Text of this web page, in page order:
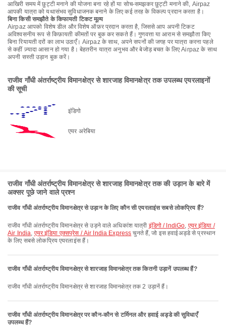
आखिरी समय में छुट्टी मनाने की योजना बना रहे हों या सोच-समझकर छुट्टी मनाने की, Airpaz
आपकी यात्रा को यथासंभव सुविधाजनक बनाने के लिए कई तरह के विकल्प प्रदान करता है।
बिना किसी समझौते के किफायती टिकट मूल्य
Airpaz आपको विशेष डील और विशेष ऑफ़र प्रदान करता है, जिससे आप अपनी टिकट
अविश्वसनीय रूप से किफ़ायती कीमतों पर बुक कर सकते हैं। गुणवत्ता या आराम से समझौता किए
बिना रियायती दरों का लाभ उठाएँ। Airpaz के साथ, अपने सपनों की जगह पर यात्रा करना पहले
से कहीं ज़्यादा आसान हो गया है। बेहतरीन यात्रा अनुभव और बेजोड़ बचत के लिए Airpaz के साथ
अपनी सस्ती उड़ान बुक करें।
राजीव गाँधी अंतर्राष्ट्रीय विमानक्षेत्र से शारजाह विमानक्षेत्र तक उपलब्ध एयरलाइनों
की सूची
इंडिगो
एयर अरेबिया
राजीव गाँधी अंतर्राष्ट्रीय विमानक्षेत्र से शारजाह विमानक्षेत्र तक की उड़ान के बारे में
अक्सर पूछे जाने वाले प्रश्न
राजीव गाँधी अंतर्राष्ट्रीय विमानक्षेत्र से उड़ान के लिए कौन सी एयरलाइंस सबसे लोकप्रिय हैं?
राजीव गाँधी अंतर्राष्ट्रीय विमानक्षेत्र से उड़ने वाले अधिकांश यात्री इंडिगो / IndiGo, एयर इंडिया /
Air India, एयर इंडिया एक्सप्रेस / Air India Express चुनते हैं, जो इस हवाईअड्डे से प्रस्थान
के लिए सबसे लोकप्रिय एयरलाइंस हैं।
राजीव गाँधी अंतर्राष्ट्रीय विमानक्षेत्र से शारजाह विमानक्षेत्र तक कितनी उड़ानें उपलब्ध हैं?
राजीव गाँधी अंतर्राष्ट्रीय विमानक्षेत्र से शारजाह विमानक्षेत्र तक 2 उड़ानें हैं।
राजीव गाँधी अंतर्राष्ट्रीय विमानक्षेत्र पर कौन-कौन से टर्मिनल और हवाई अड्डे की सुविधाएँ
उपलब्ध हैं?